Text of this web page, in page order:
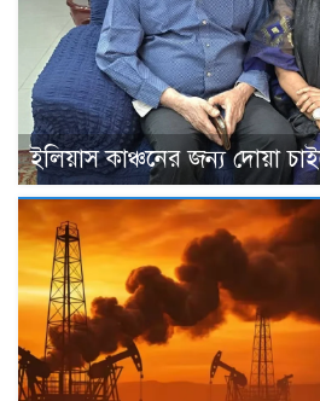
ইলিয়াস কাঞ্চনের জন্য দোয়া